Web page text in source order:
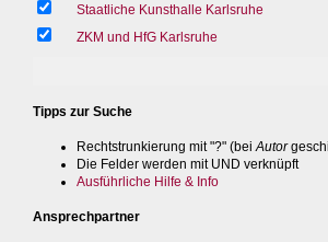
Staatliche Kunsthalle Karlsruhe
ZKM und HfG Karlsruhe
Tipps zur Suche
Rechtstrunkierung mit "?" (bei Autor
Die Felder werden mit UND verknüpft
Ausführliche Hilfe & Info
Ansprechpartner